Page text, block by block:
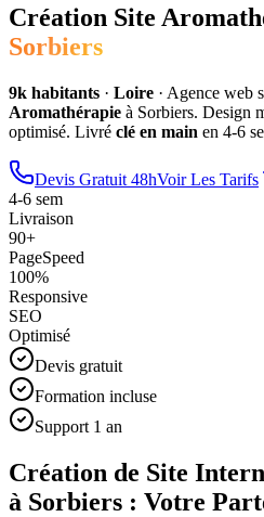
Création Site
Sorbiers
9k habitants · Loire · Agence web
Aromathérapie à Sorbiers. Design
optimisé. Livré clé en main en 4-6
Devis Gratuit 48hVoir Les Tarifs
4-6 sem
Livraison
90+
PageSpeed
100%
Responsive
SEO
Optimisé
Devis gratuit
Formation incluse
Support 1 an
Création de Site
à Sorbiers : Votre